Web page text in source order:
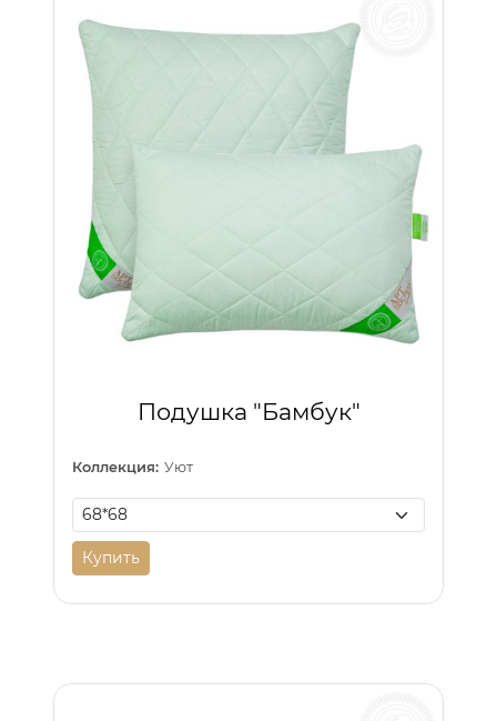
Подушка "Бамбук"
Коллекция: Уют
Купить